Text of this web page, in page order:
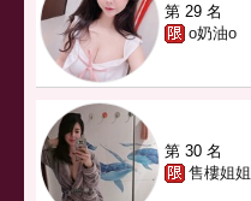
第 29 名
o奶油o
第 30 名
售樓姐姐